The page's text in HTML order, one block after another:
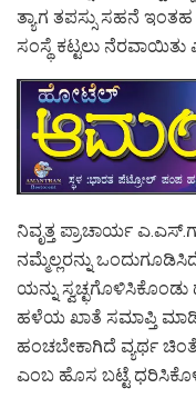
ತ್ಯಾಗ ತಪಸ್ಸು ಸಹನೆ
ಸಂಸ್ಥೆ ಕಟ್ಟಲು ನೆರವಾಯಿತು
ನಿವೃತ್ತ ಪ್ರಾಚಾರ್ಯ
ನಮ್ಮೆಲ್ಲರನ್ನು
ಯನ್ನು
ಹಳೆಯ ಖಾತೆ ಸಮಾಪ್ತಿ
ಹಂಚಬೇಕಾಗಿದೆ ವ್ಯರ್ಥ
ಎಂಬ ಹೊಸ ಬಟ್ಟೆ